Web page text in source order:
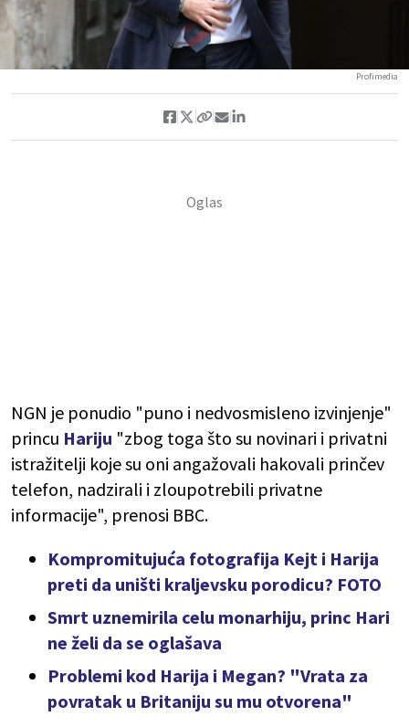
Profimedia
NGN je ponudio "puno i nedvosmisleno izvinjenje"
princu Hariju "zbog toga što su novinari i privatni
istražitelji koje su oni angažovali hakovali prinčev
telefon, nadzirali i zloupotrebili privatne
informacije", prenosi BBC.
Kompromitujuća fotografija Kejt i Harija
preti da uništi kraljevsku porodicu? FOTO
Smrt uznemirila celu monarhiju, princ Hari
ne želi da se oglašava
Problemi kod Harija i Megan? "Vrata za
povratak u Britaniju su mu otvorena"